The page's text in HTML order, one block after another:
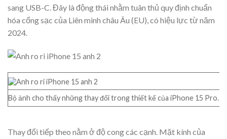
sang USB-C. Đây là động thái nhằm tuân thủ quy định chuẩn
hóa cổng sạc của Liên minh châu Âu (EU), có hiệu lực từ năm
2024.
Bộ ảnh cho thấy những thay đổi trong thiết kế của iPhone 15 Pro.
Thay đổi tiếp theo nằm ở độ cong các cạnh. Mặt kính của